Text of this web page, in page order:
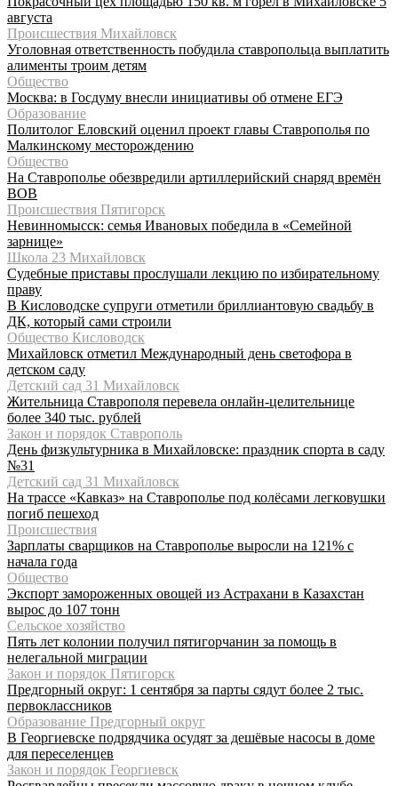
августа
Происшествия Михайловск
Уголовная ответственность побудила ставропольца выплатить
алименты троим детям
Общество
Москва: в Госдуму внесли инициативы об отмене ЕГЭ
Образование
Политолог Еловский оценил проект главы Ставрополья по
Малкинскому месторождению
Общество
На Ставрополье обезвредили артиллерийский снаряд времён
ВОВ
Происшествия Пятигорск
Невинномысск: семья Ивановых победила в «Семейной
зарнице»
Школа 23 Михайловск
Судебные приставы прослушали лекцию по избирательному
праву
В Кисловодске супруги отметили бриллиантовую свадьбу в
ДК, который сами строили
Общество Кисловодск
Михайловск отметил Международный день светофора в
детском саду
Детский сад 31 Михайловск
Жительница Ставрополя перевела онлайн-целительнице
более 340 тыс. рублей
Закон и порядок Ставрополь
День физкультурника в Михайловске: праздник спорта в саду
№31
Детский сад 31 Михайловск
На трассе «Кавказ» на Ставрополье под колёсами легковушки
погиб пешеход
Происшествия
Зарплаты сварщиков на Ставрополье выросли на 121% с
начала года
Общество
Экспорт замороженных овощей из Астрахани в Казахстан
вырос до 107 тонн
Сельское хозяйство
Пять лет колонии получил пятигорчанин за помощь в
нелегальной миграции
Закон и порядок Пятигорск
Предгорный округ: 1 сентября за парты сядут более 2 тыс.
первоклассников
Образование Предгорный округ
В Георгиевске подрядчика осудят за дешёвые насосы в доме
для переселенцев
Закон и порядок Георгиевск